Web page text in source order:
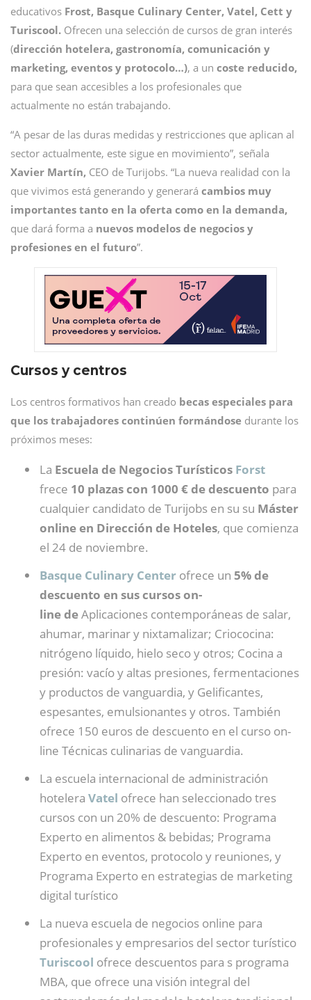
educativos Frost, Basque Culinary Center, Vatel, Cett y
Turiscool. Ofrecen una selección de cursos de gran interés
(dirección hotelera, gastronomía, comunicación y
marketing, eventos y protocolo…), a un coste reducido,
para que sean accesibles a los profesionales que
actualmente no están trabajando.
“A pesar de las duras medidas y restricciones que aplican al
sector actualmente, este sigue en movimiento”, señala
Xavier Martín, CEO de Turijobs. “La nueva realidad con la
que vivimos está generando y generará cambios muy
importantes tanto en la oferta como en la demanda,
que dará forma a nuevos modelos de negocios y
profesiones en el futuro”.
Cursos y centros
Los centros formativos han creado becas especiales para
que los trabajadores continúen formándose durante los
próximos meses:
La Escuela de Negocios Turísticos Forst
frece 10 plazas con 1000 € de descuento para
cualquier candidato de Turijobs en su su Máster
online en Dirección de Hoteles, que comienza
el 24 de noviembre.
Basque Culinary Center ofrece un 5% de
descuento en sus cursos on-
line deAplicaciones contemporáneas de salar,
ahumar, marinar y nixtamalizar; Criococina:
nitrógeno líquido, hielo seco y otros; Cocina a
presión: vacío y altas presiones, fermentaciones
y productos de vanguardia, y Gelificantes,
espesantes, emulsionantes y otros. También
ofrece 150 euros de descuento en el curso on-
line Técnicas culinarias de vanguardia.
La escuela internacional de administración
hotelera Vatel ofrece han seleccionado tres
cursos con un 20% de descuento: Programa
Experto en alimentos & bebidas; Programa
Experto en eventos, protocolo y reuniones, y
Programa Experto en estrategias de marketing
digital turístico
La nueva escuela de negocios online para
profesionales y empresarios del sector turístico
Turiscool ofrece descuentos para s programa
MBA, que ofrece una visión integral del